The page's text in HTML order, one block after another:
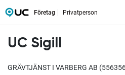
Företag Privatperson
UC Sigill
GRÄVTJÄNST I VARBERG AB